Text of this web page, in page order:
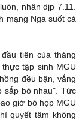
nhân dịp 7.11.
mạng Nga suốt cả
tiên của tháng
tập sinh MGU
đều bận, vắng
sắp bỏ nhau". Tức
giờ bỏ họp MGU
quyết tâm không